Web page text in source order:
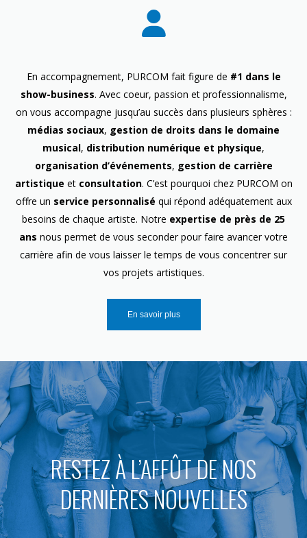
En accompagnement, PURCOM fait figure de #1 dans le
show-business. Avec coeur, passion et professionnalisme,
on vous accompagne jusqu’au succès dans plusieurs sphères :
médias sociaux, gestion de droits dans le domaine
musical, distribution numérique et physique,
organisation d’événements, gestion de carrière
artistique etconsultation. C’est pourquoi chez PURCOM on
offre un service personnalisé qui répond adéquatement aux
besoins de chaque artiste. Notre expertise de près de 25
ans nous permet de vous seconder pour faire avancer votre
carrière afin de vous laisser le temps de vous concentrer sur
vos projets artistiques.
En savoir plus
RESTEZ À L’AFFÛT DE NOS
DERNIÈRES NOUVELLES